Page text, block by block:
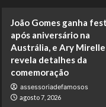
João Gomes ganha
após aniversário na
Austrália, e Ary Mirelle
revela detalhes da
comemoração
assessoriadefamosos
agosto 7, 2026